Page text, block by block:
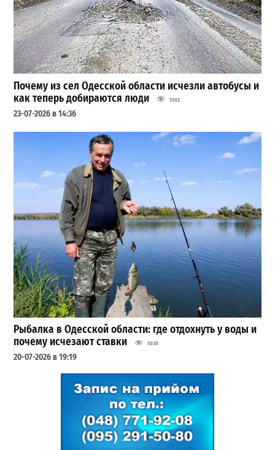
Почему из сел Одесской области исчезли автобусы и
как теперь добираются люди
5103
23-07-2026 в 14:36
Рыбалка в Одесской области: где отдохнуть у воды и
почему исчезают ставки
1030
20-07-2026 в 19:19